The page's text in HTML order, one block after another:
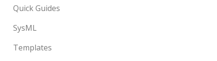
Quick Guides
SysML
Templates